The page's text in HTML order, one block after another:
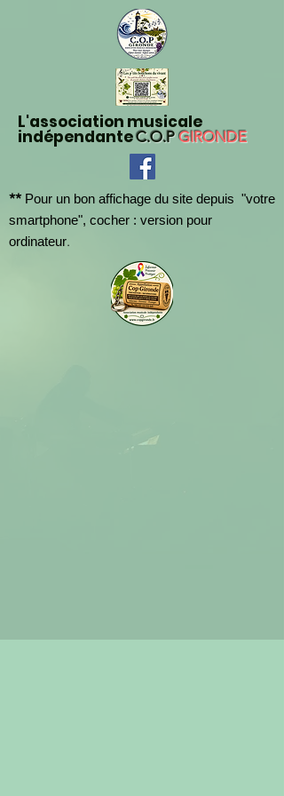
L'association musicale
indépendanteC.O.PGIRONDE
** Pour un bon affichage du site depuis "votre
smartphone", cocher : version pour
ordinateur.